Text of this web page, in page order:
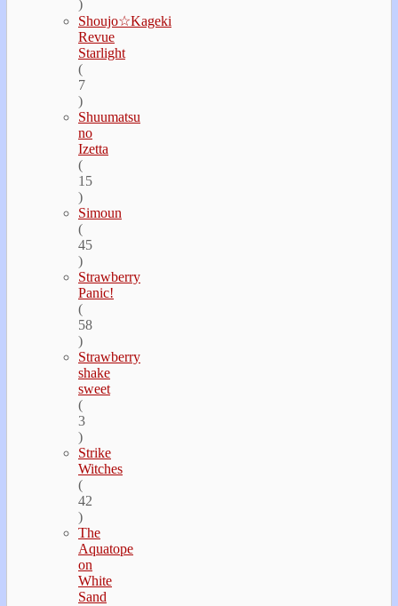
)
Shoujo☆Kageki
Revue
Starlight
(
7
)
Shuumatsu
no
Izetta
(
15
)
Simoun
(
45
)
Strawberry
Panic!
(
58
)
Strawberry
shake
sweet
(
3
)
Strike
Witches
(
42
)
The
Aquatope
on
White
Sand